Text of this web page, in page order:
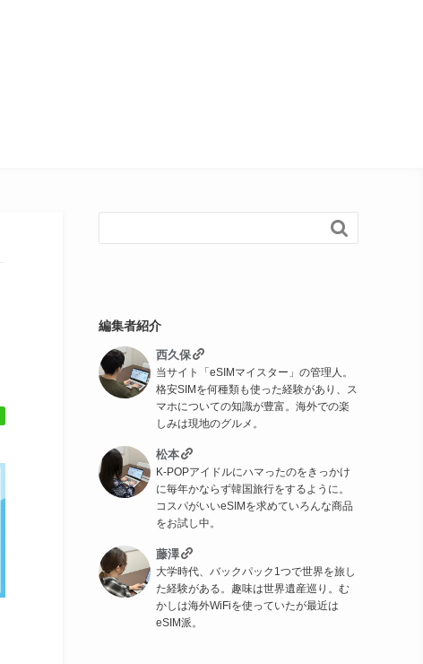

編集者紹介
西久保
当サイト「eSIMマイスター」の管理人。
格安SIMを何種類も使った経験があり、ス
マホについての知識が豊富。海外での楽
しみは現地のグルメ。
松本
K-POPアイドルにハマったのをきっかけ
に毎年かならず韓国旅行をするように。
コスパがいいeSIMを求めていろんな商品
をお試し中。
藤澤
大学時代、バックパック1つで世界を旅し
た経験がある。趣味は世界遺産巡り。む
かしは海外WiFiを使っていたが最近は
eSIM派。